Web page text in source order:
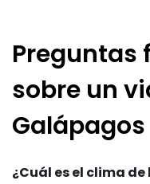
Preguntas
sobre un
Galápagos
¿Cuál es el clima